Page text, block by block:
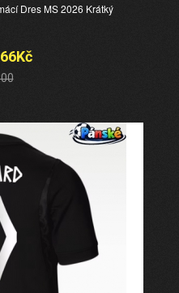
Dres MS 2026 Krátký